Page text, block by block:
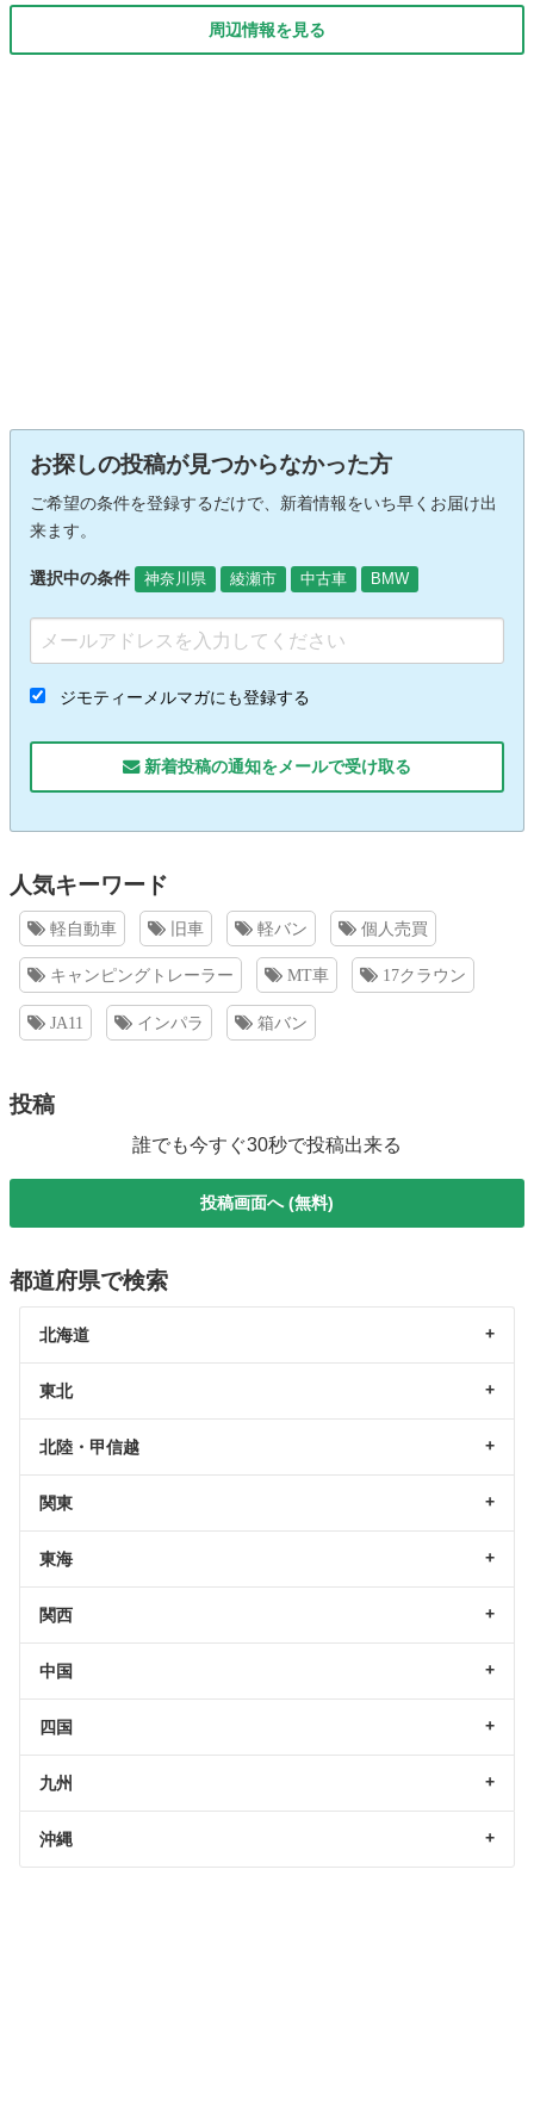
周辺情報を見る
お探しの投稿が見つからなかった方
ご希望の条件を登録するだけで、新着情報をいち早くお届け出
来ます。
選択中の条件 神奈川県 綾瀬市 中古車 BMW
ジモティーメルマガにも登録する
新着投稿の通知をメールで受け取る
人気キーワード
軽自動車 旧車 軽バン 個人売買
キャンピングトレーラー MT車 17クラウン
JA11 インパラ 箱バン
投稿
誰でも今すぐ30秒で投稿出来る
投稿画面へ (無料)
都道府県で検索
北海道
東北
北陸・甲信越
関東
東海
関西
中国
四国
九州
沖縄